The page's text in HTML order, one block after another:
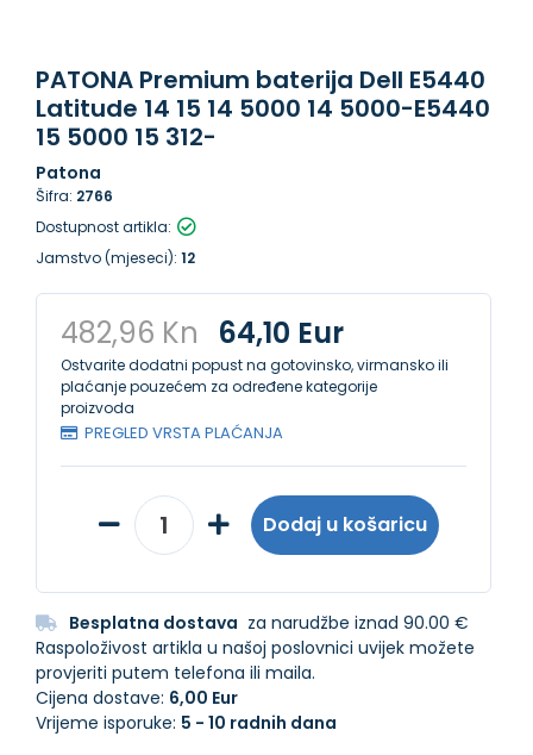
PATONA Premium baterija Dell E5440
Latitude 14 15 14 5000 14 5000-E5440
15 5000 15 312-
Patona
Šifra: 2766
Dostupnost artikla:
Jamstvo (mjeseci): 12
482,96 Kn 64,10 Eur
Ostvarite dodatni popust na gotovinsko, virmansko ili
plaćanje pouzećem za određene kategorije
proizvoda
PREGLED VRSTA PLAĆANJA
Dodaj u košaricu
Besplatna dostava za narudžbe iznad 90.00 €
Raspoloživost artikla u našoj poslovnici uvijek možete
provjeriti putem telefona ili maila.
Cijena dostave: 6,00 Eur
Vrijeme isporuke: 5 - 10 radnih dana